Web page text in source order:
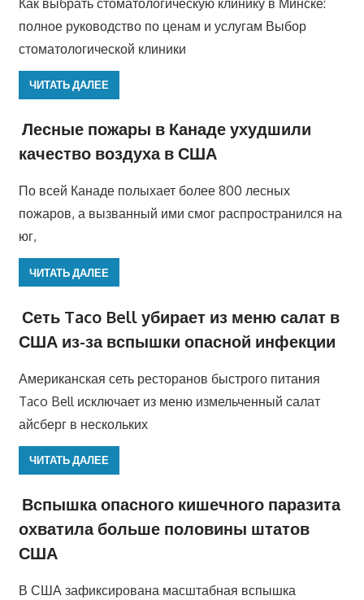
полное руководство по ценам и услугам Выбор
стоматологической клиники
ЧИТАТЬ ДАЛЕЕ
Лесные пожары в Канаде ухудшили
качество воздуха в США
По всей Канаде полыхает более 800 лесных
пожаров, а вызванный ими смог распространился на
юг,
ЧИТАТЬ ДАЛЕЕ
Сеть Taco Bell убирает из меню салат в
США из-за вспышки опасной инфекции
Американская сеть ресторанов быстрого питания
Taco Bell исключает из меню измельченный салат
айсберг в нескольких
ЧИТАТЬ ДАЛЕЕ
Вспышка опасного кишечного паразита
охватила больше половины штатов
США
В США зафиксирована масштабная вспышка